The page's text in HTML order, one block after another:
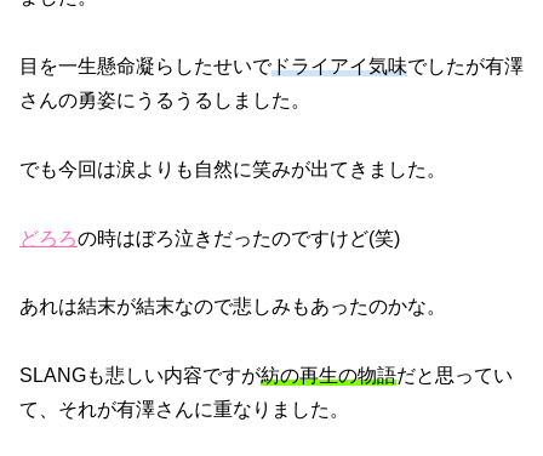
目を一生懸命凝らしたせいでドライアイ気味でしたが有澤
さんの勇姿にうるうるしました。
でも今回は涙よりも自然に笑みが出てきました。
どろろの時はぼろ泣きだったのですけど(笑)
あれは結末が結末なので悲しみもあったのかな。
SLANGも悲しい内容ですが紡の再生の物語だと思ってい
て、それが有澤さんに重なりました。